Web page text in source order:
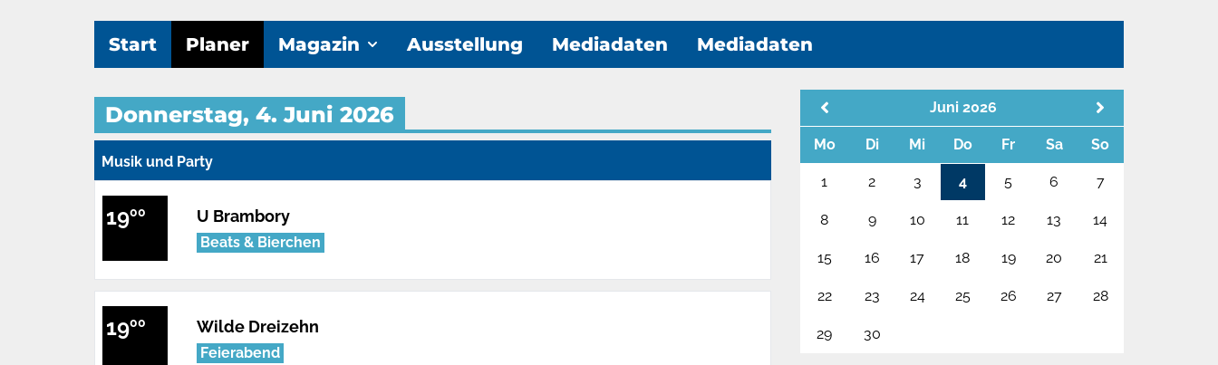
Start Planer Magazin Ausstellung Mediadaten Mediadaten
Donnerstag, 4. Juni 2026
Musik und Party
1900 U Brambory
Beats & Bierchen
1900 Wilde Dreizehn
Feierabend
Juni 2026
Mo Di Mi Do Fr Sa So
1 2 3 4 5 6 7
8 9 10 11 12 13 14
15 16 17 18 19 20 21
22 23 24 25 26 27 28
29 30